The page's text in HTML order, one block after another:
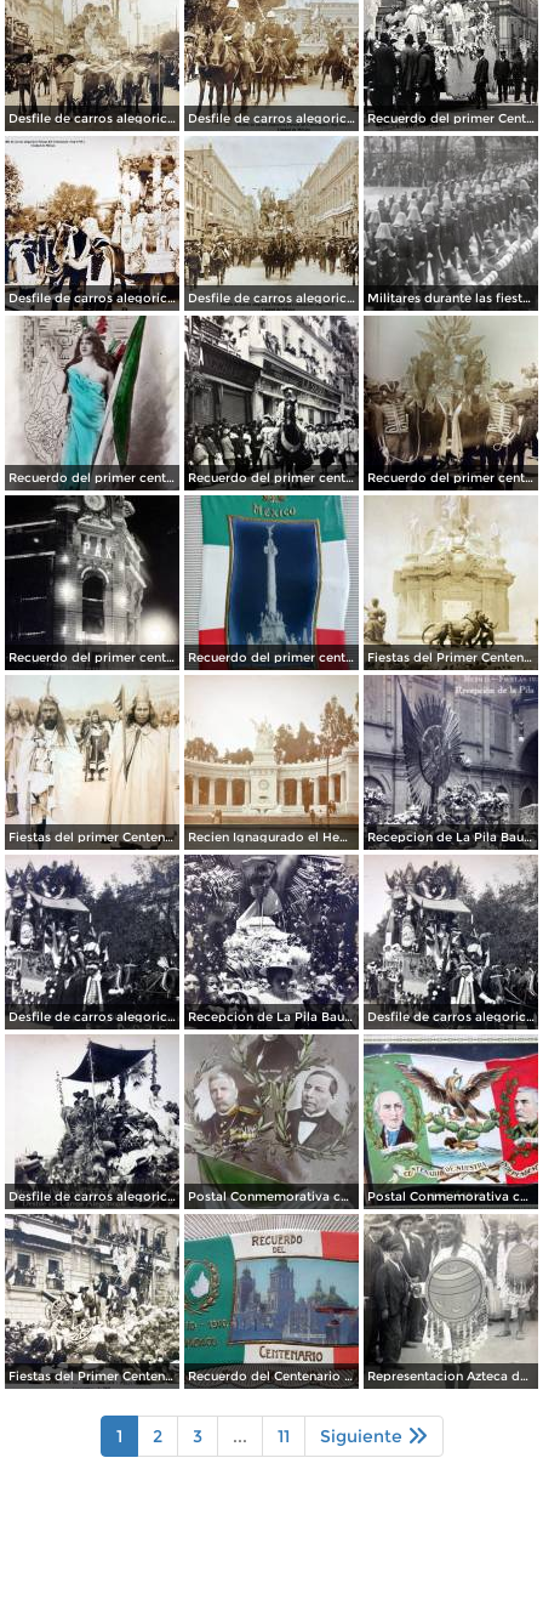
Desfile de carros alegoricos Fiestas del Centenario ( Sep-1910 ) Ciudad de México Desfile de carros alegoricos Fiestas del Centenario ( Sep-1910 ) Ciudad de México Recuerdo del primer Centenario de la Independencia Mexicana carro de La Justicia ( Sep-1910 ) Ciudad de México.
Desfile de carros alegoricos Fiestas del Centenario ( Sep-1910 ) Ciudad de México Desfile de carros alegoricos Fiestas del Centenario ( Sep-1910 ) Ciudad de México Militares durante las fiestas de Primer Centenario de la Independencia (1910)
Recuerdo del primer centenario de la independencia de Mexico 15 de Septiembre de 1910 Recuerdo del primer centenario de la independencia Mexicana Desfile Ciudad de México15 de Septiembre de 1910 Recuerdo del primer centenario de la independencia Mexicana Desfile Ciudad de México 15 de Septiembre de 1910
Recuerdo del primer centenario de la independencia Mexicana Edificio La Mexicana Ciudad de México15 de Septiembre de 1910 Recuerdo del primer centenario de la independencia Mexicana 15 de Septiembre de 1910 Fiestas del Primer Centenario Inaguracion de la Columna de la Independencia Por el Fotografo Fernando Kososky
Fiestas del primer Centenario ( 1910 ) Sacerdotes Aztecas por el fotografo Felix Miret. Recien Ignagurado el Hemiciclo a Juarez en las Fiestas del Centenario ( Sep-1910 ) Recepcion de La Pila Bautismal de M Hidalgo Fiestas del Centenario ( Sep-1910 ) por el Fotógrafo Fernando Kososky.
Desfile de carros alegoricos Fiestas del Centenario ( Sep-1910 ) por el Fotógrafo Fernando Kososky. Recepcion de La Pila Bautismal de Hidalgo Fiestas del Centenario ( Sep-1910 ) por el Fotógrafo Fernando Kososky. Desfile de carros alegoricos Fiestas del Centenario ( Sep-1910 ) por el Fotógrafo Fernando Kososky.
Desfile de carros alegoricos Fiestas del Centenario ( Sep-1910 ) por el Fotógrafo Fernando Kososky. Postal Conmemorativa con motivo del Primer Centenario de nuestra Independencia ( Septiembre de 1910) Postal Conmemorativa con motivo del Centenario de nuestra Independencia ( Septiembre de 1910)
Fiestas del Primer Centenario de la Independencia de Mexico ( 16 de Septiembre de 1910) Por el Fotografo Felix Miret Recuerdo del Centenario 16 de Septiembre de 1910. Representacion Azteca durante el desfile del Centenario 16 de Septiembre de 1910.
1 2 3 ... 11 Siguiente